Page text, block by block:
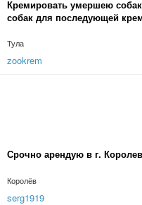
Кремировать умершею
собак для последующей
Крематории. Кремация
Тула
zookrem
Срочно арендую в г.
Королёв
serg1919